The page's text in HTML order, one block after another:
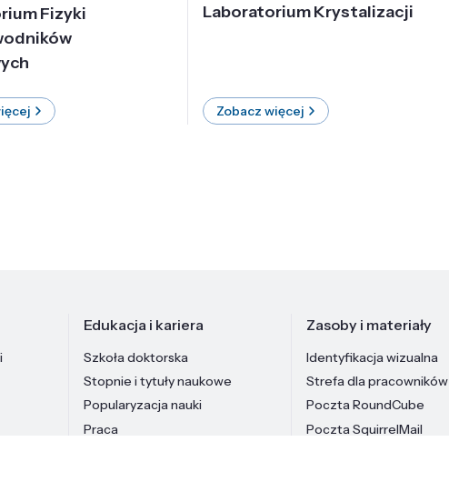
Fizyki
Laboratorium Krystalizacji
Zobacz więcej
Edukacja i kariera
Szkoła doktorska
Stopnie i tytuły naukowe
Popularyzacja nauki
Praca
Zasoby i materiały
Identyfikacja wizualna
Strefa dla pracowników
Poczta RoundCube
Poczta SquirrelMail